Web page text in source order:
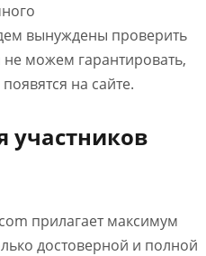
вынуждены проверить
можем гарантировать,
на сайте.
прилагает максимум
достоверной и полной